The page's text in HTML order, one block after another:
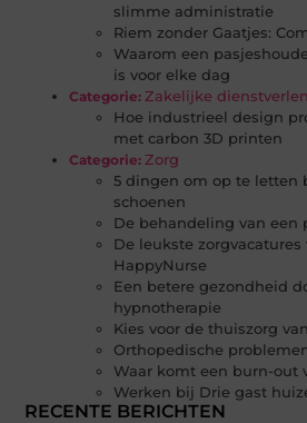
RECENTE BERICHTEN
slimme administratie
Riem zonder Gaatjes:
Waarom een
is voor elke dag
Categorie: Zakelijke
Hoe industrieel design
met carbon 3D printen
Categorie: Zorg
5 dingen om op te letten
schoenen
De behandeling van een
De leukste zorgvacatures
HappyNurse
Een betere gezondheid
hypnotherapie
Kies voor de thuiszorg
Orthopedische
Waar komt een burn-out
Werken bij Drie gast